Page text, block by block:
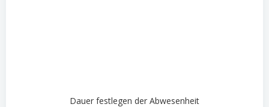
Dauer festlegen der Abwesenheit